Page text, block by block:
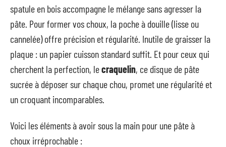
spatule en bois accompagne le mélange sans agresser la
pâte. Pour former vos choux, la poche à douille (lisse ou
cannelée) offre précision et régularité. Inutile de graisser la
plaque : un papier cuisson standard suffit. Et pour ceux qui
cherchent la perfection, lecraquelin, ce disque de pâte
sucrée à déposer sur chaque chou, promet une régularité et
un croquant incomparables.
Voici les éléments à avoir sous la main pour une pâte à
choux irréprochable :